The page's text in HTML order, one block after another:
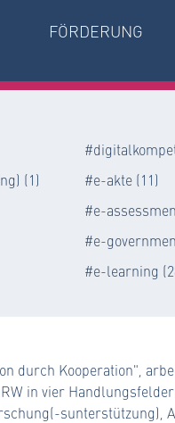
FÖRDERUNG
(1)
#e-akte (11)
#e-
#e-
#e-learning
durch Kooperation",
in vier
sunterstützung),